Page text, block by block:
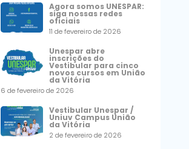
Agora somos UNESPAR:
siga nossas redes
oficiais
11 de fevereiro de 2026
Unespar abre
inscrições do
Vestibular para cinco
novos cursos em União
da Vitória
6 de fevereiro de 2026
Vestibular Unespar /
Uniuv Campus União
da Vitória
2 de fevereiro de 2026